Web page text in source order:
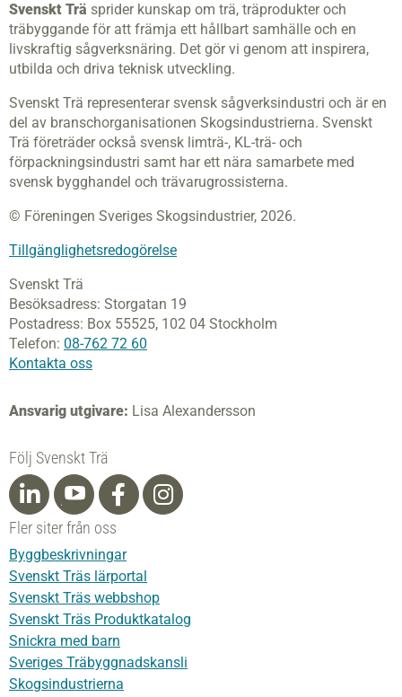
Svenskt Trä sprider kunskap om trä, träprodukter och
träbyggande för att främja ett hållbart samhälle och en
livskraftig sågverksnäring. Det gör vi genom att inspirera,
utbilda och driva teknisk utveckling.
Svenskt Trä representerar svensk sågverksindustri och är en
del av branschorganisationen Skogsindustrierna. Svenskt
Trä företräder också svensk limträ-, KL-trä- och
förpackningsindustri samt har ett nära samarbete med
svensk bygghandel och trävarugrossisterna.
© Föreningen Sveriges Skogsindustrier, 2026.
Tillgänglighetsredogörelse
Svenskt Trä
Besöksadress: Storgatan 19
Postadress: Box 55525, 102 04 Stockholm
Telefon: 08-762 72 60
Kontakta oss
Ansvarig utgivare: Lisa Alexandersson
Följ Svenskt Trä
Fler siter från oss
Byggbeskrivningar
Svenskt Träs lärportal
Svenskt Träs webbshop
Svenskt Träs Produktkatalog
Snickra med barn
Sveriges Träbyggnadskansli
Skogsindustrierna